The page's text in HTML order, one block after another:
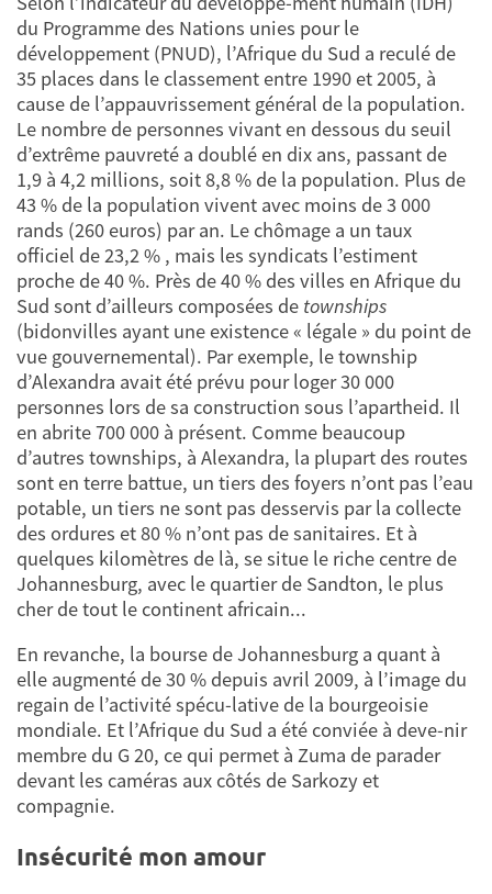
du Programme des Nations unies pour le
développement (PNUD), l’Afrique du Sud a reculé de
35 places dans le classement entre 1990 et 2005, à
cause de l’appauvrissement général de la population.
Le nombre de personnes vivant en dessous du seuil
d’extrême pauvreté a doublé en dix ans, passant de
1,9 à 4,2 millions, soit 8,8 % de la population. Plus de
43 % de la population vivent avec moins de 3 000
rands (260 euros) par an. Le chômage a un taux
officiel de 23,2 % , mais les syndicats l’estiment
proche de 40 %. Près de 40 % des villes en Afrique du
Sud sont d’ailleurs composées de townships
(bidonvilles ayant une existence « légale » du point de
vue gouvernemental). Par exemple, le township
d’Alexandra avait été prévu pour loger 30 000
personnes lors de sa construction sous l’apartheid. Il
en abrite 700 000 à présent. Comme beaucoup
d’autres townships, à Alexandra, la plupart des routes
sont en terre battue, un tiers des foyers n’ont pas l’eau
potable, un tiers ne sont pas desservis par la collecte
des ordures et 80 % n’ont pas de sanitaires. Et à
quelques kilomètres de là, se situe le riche centre de
Johannesburg, avec le quartier de Sandton, le plus
cher de tout le continent africain...
En revanche, la bourse de Johannesburg a quant à
elle augmenté de 30 % depuis avril 2009, à l’image du
regain de l’activité spécu-lative de la bourgeoisie
mondiale. Et l’Afrique du Sud a été conviée à deve-nir
membre du G 20, ce qui permet à Zuma de parader
devant les caméras aux côtés de Sarkozy et
compagnie.
Insécurité mon amour